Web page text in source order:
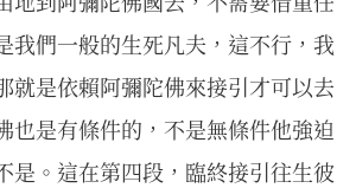
我們一般的生死凡夫，這不行，我
就是依賴阿彌陀佛來接引才可以去
也是有條件的，不是無條件他強迫
是。這在第四段，臨終接引往生彼